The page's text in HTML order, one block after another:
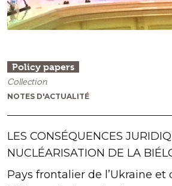
Policy papers
Collection
NOTES D'ACTUALITÉ
LES CONSÉQUENCES
NUCLÉARISATION DE LA
Pays frontalier de l’Ukraine et